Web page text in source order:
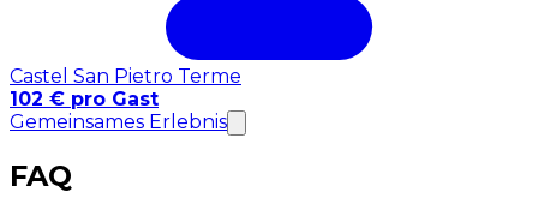
Castel San Pietro Terme
102 € pro Gast
Gemeinsames Erlebnis
FAQ